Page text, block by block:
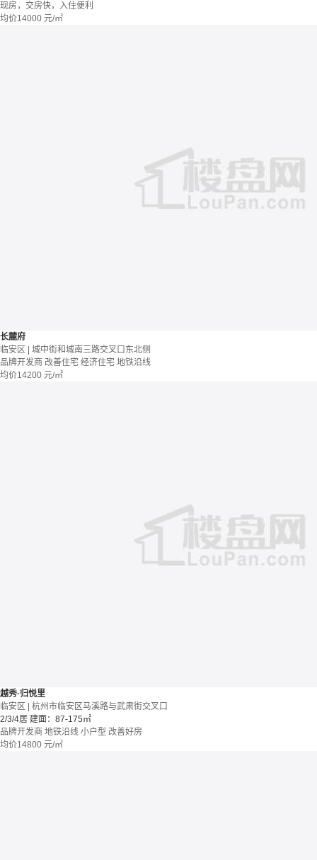
现房，交房快，入住便利
均价14000 元/㎡
长麓府
临安区 | 城中街和城南三路交叉口东北侧
品牌开发商 改善住宅 经济住宅 地铁沿线
均价14200 元/㎡
越秀·归悦里
临安区 | 杭州市临安区马溪路与武肃街交叉口
2/3/4居 建面：87-175㎡
品牌开发商 地铁沿线 小户型 改善好房
均价14800 元/㎡